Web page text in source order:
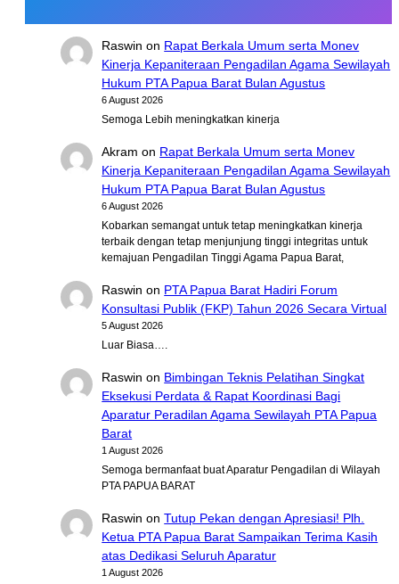
Raswin on Rapat Berkala Umum serta Monev
Kinerja Kepaniteraan Pengadilan Agama Sewilayah
Hukum PTA Papua Barat Bulan Agustus
6 August 2026
Semoga Lebih meningkatkan kinerja
Akram on Rapat Berkala Umum serta Monev
Kinerja Kepaniteraan Pengadilan Agama Sewilayah
Hukum PTA Papua Barat Bulan Agustus
6 August 2026
Kobarkan semangat untuk tetap meningkatkan kinerja
terbaik dengan tetap menjunjung tinggi integritas untuk
kemajuan Pengadilan Tinggi Agama Papua Barat,
Raswin on PTA Papua Barat Hadiri Forum
Konsultasi Publik (FKP) Tahun 2026 Secara Virtual
5 August 2026
Luar Biasa….
Raswin on Bimbingan Teknis Pelatihan Singkat
Eksekusi Perdata & Rapat Koordinasi Bagi
Aparatur Peradilan Agama Sewilayah PTA Papua
Barat
1 August 2026
Semoga bermanfaat buat Aparatur Pengadilan di Wilayah
PTA PAPUA BARAT
Raswin onTutup Pekan dengan Apresiasi! Plh.
Ketua PTA Papua Barat Sampaikan Terima Kasih
atas Dedikasi Seluruh Aparatur
1 August 2026